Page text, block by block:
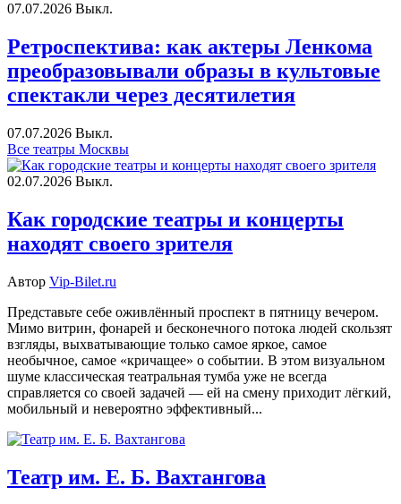
07.07.2026 Выкл.
Ретроспектива: как актеры Ленкома
преобразовывали образы в культовые
спектакли через десятилетия
07.07.2026 Выкл.
Все театры Москвы
02.07.2026 Выкл.
Как городские театры и концерты
находят своего зрителя
Автор Vip-Bilet.ru
Представьте себе оживлённый проспект в пятницу вечером.
Мимо витрин, фонарей и бесконечного потока людей скользят
взгляды, выхватывающие только самое яркое, самое
необычное, самое «кричащее» о событии. В этом визуальном
шуме классическая театральная тумба уже не всегда
справляется со своей задачей — ей на смену приходит лёгкий,
мобильный и невероятно эффективный...
Театр им. Е. Б. Вахтангова